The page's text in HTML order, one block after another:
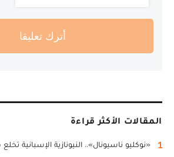
أترك تعليقا
المقالات الأكثر قراءة
1 «نوكليو ناسيونال».. النيونازية الإسبانية تخلع